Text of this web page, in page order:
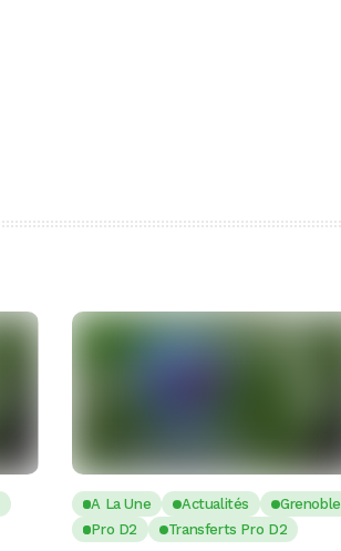
A La Une Actualités
Grenoble
Pro D2
Transferts Pro D2